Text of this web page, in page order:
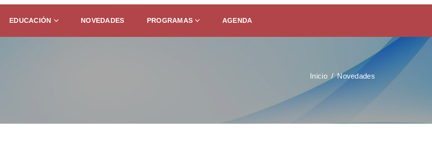
EDUCACIÓN NOVEDADES PROGRAMAS AGENDA
Inicio Novedades